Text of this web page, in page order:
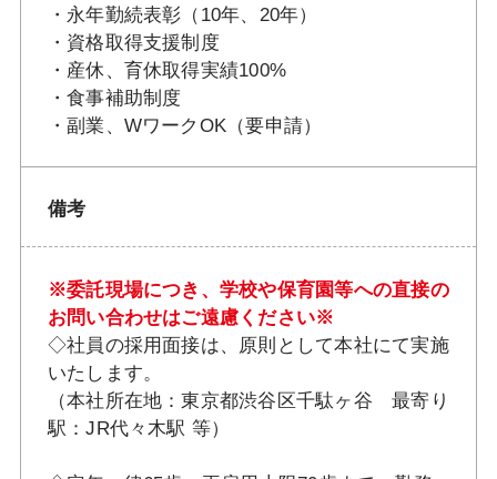
・永年勤続表彰（10年、20年）
・資格取得支援制度
・産休、育休取得実績100%
・食事補助制度
・副業、WワークOK（要申請）
備考
※委託現場につき、学校や保育園等への直接の
お問い合わせはご遠慮ください※
◇社員の採用面接は、原則として本社にて実施
いたします。
（本社所在地：東京都渋谷区千駄ヶ谷 最寄り
駅：JR代々木駅 等）